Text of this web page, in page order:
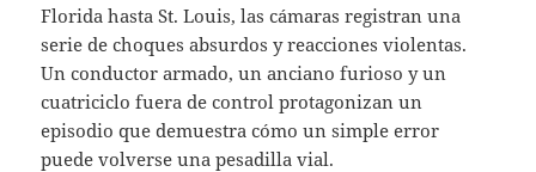
Florida hasta St. Louis, las cámaras registran una
serie de choques absurdos y reacciones violentas.
Un conductor armado, un anciano furioso y un
cuatriciclo fuera de control protagonizan un
episodio que demuestra cómo un simple error
puede volverse una pesadilla vial.